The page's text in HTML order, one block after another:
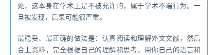
处，这本身在学术上是不被允许的，属于学术不端行为。一
旦被发现，后果可能很严重。
最稳妥、最正确的做法是：认真阅读和理解外文文献，然后
合上资料，完全根据自己的理解和思考，用你自己的语言和